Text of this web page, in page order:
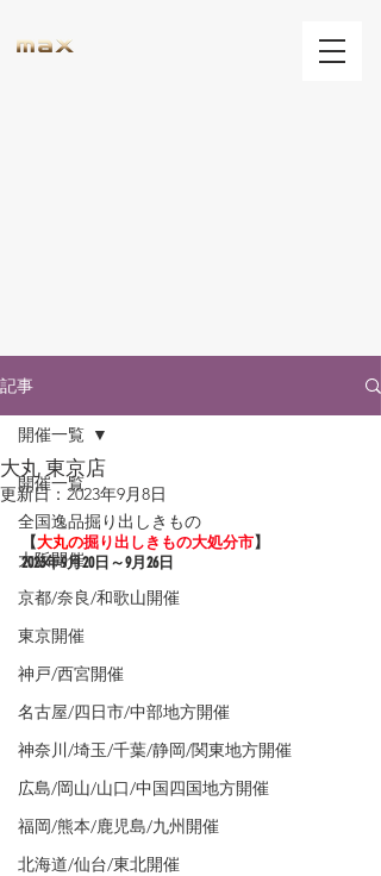
記事
開催一覧
全国逸品掘り出しきもの
大阪開催
京都/奈良/和歌山開催
東京開催
神戸/西宮開催
名古屋/四日市/中部地方開催
神奈川/埼玉/千葉/静岡/関東地方開催
広島/岡山/山口/中国四国地方開催
福岡/熊本/鹿児島/九州開催
北海道/仙台/東北開催
開催一覧
大丸 東京店
更新日： 2023年9月8日
【大丸の掘り出しきもの大処分市】
2023年9月20日～9月26日